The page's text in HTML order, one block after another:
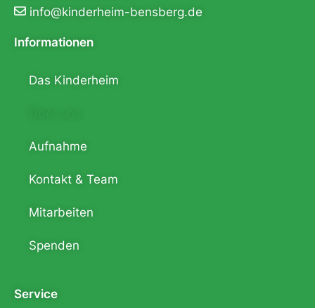
info@kinderheim-bensberg.de
Informationen
Das Kinderheim
Aufnahme
Kontakt & Team
Mitarbeiten
Spenden
Service